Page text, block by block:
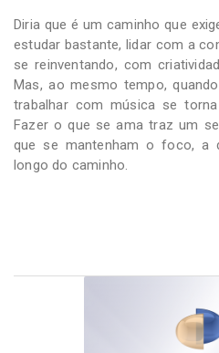
Diria que é um caminho que
estudar bastante, lidar com a
se reinventando, com
Mas, ao mesmo tempo,
trabalhar com música se
Fazer o que se ama traz um
que se mantenham o foco, a
longo do caminho.